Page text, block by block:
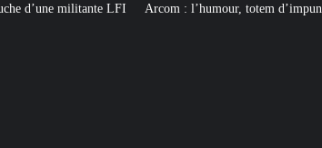
Arcom : l’humour, totem d’impunité des médias de gauche